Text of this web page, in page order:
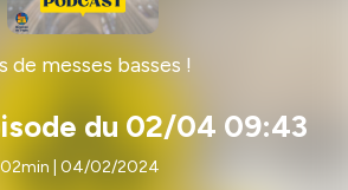
de messes basses !
du 02/04 09:43
02min | 04/02/2024